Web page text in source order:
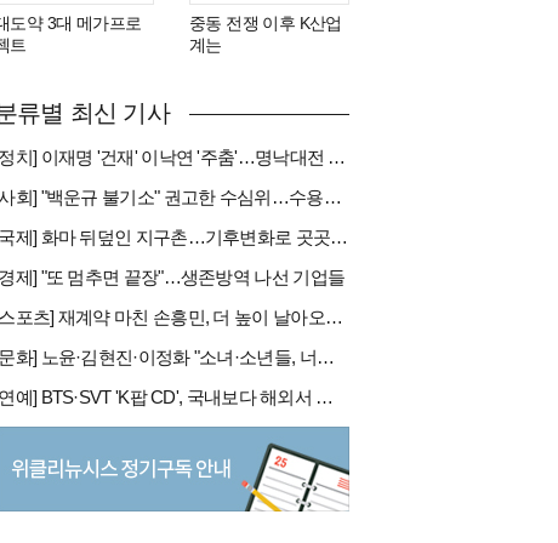
도약 3대 메가프로
트
중동 전쟁 이후 K산업
계는
류별 최신 기사
[정치] 이재명 '건재' 이낙연 '주춤'…명낙대전 불안한 휴전
[사회] "백운규 불기소" 권고한 수심위…수용땐 줄소송 피할듯
[국제] 화마 뒤덮인 지구촌…기후변화로 곳곳 대형 화재
제] "또 멈추면 끝장"…생존방역 나선 기업들
[스포츠] 재계약 마친 손흥민, 더 높이 날아오를까
[문화] 노윤·김현진·이정화 "소녀·소년들, 너희는 혼자가 아니야"
[연예] BTS·SVT 'K팝 CD', 국내보다 해외서 더 팔린다 왜?